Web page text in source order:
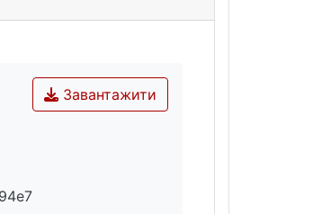
Завантажити